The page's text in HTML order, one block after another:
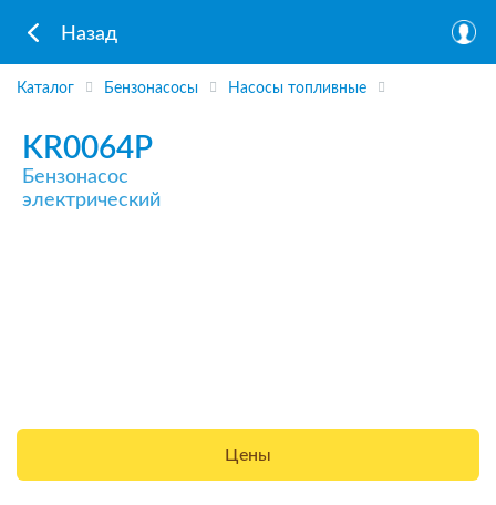
Назад
Каталог Бензонасосы Насосы топливные
KR0064P
Бензонасос
электрический
Цены